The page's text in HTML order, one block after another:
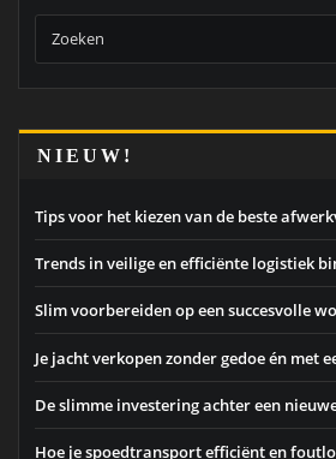
NIEUW!
Tips voor het kiezen van de beste
Trends in veilige en efficiënte logistiek
Slim voorbereiden op een succesvolle
Je jacht verkopen zonder gedoe én met
De slimme investering achter een
Hoe je spoedtransport efficiënt en